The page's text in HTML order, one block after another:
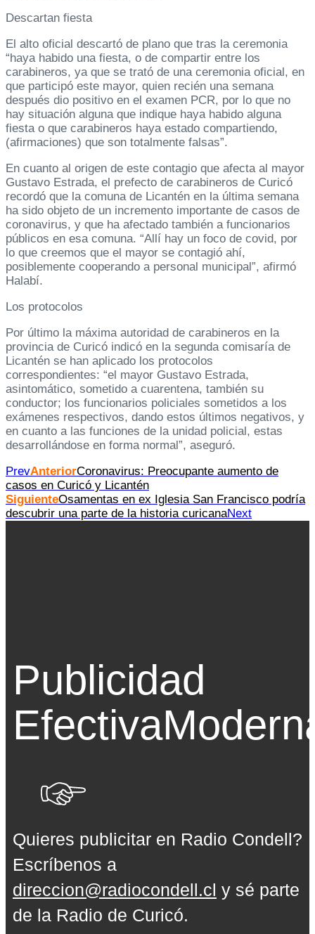
Descartan fiesta
El alto oficial descartó de plano que tras la ceremonia
“haya habido una fiesta, o de compartir entre los
carabineros, ya que se trató de una ceremonia oficial, en
que participó este mayor, quien recién una semana
después dio positivo en el examen PCR, por lo que no
hay situación alguna que indique haya habido alguna
fiesta o que carabineros haya estado compartiendo,
(afirmaciones) que son totalmente falsas”.
En cuanto al origen de este contagio que afecta al mayor
Gustavo Estrada, el prefecto de carabineros de Curicó
recordó que la comuna de Licantén en la última semana
ha sido objeto de un incremento importante de casos de
coronavirus, y que ha afectado también a funcionarios
públicos en esa comuna. “Allí hay un foco de covid, por
lo que creemos que el mayor se contagió ahí,
posiblemente cooperando a personal municipal”, afirmó
Halabí.
Los protocolos
Por último la máxima autoridad de carabineros en la
provincia de Curicó indicó en la segunda comisaría de
Licantén se han aplicado los protocolos
correspondientes: “el mayor Gustavo Estrada,
asintomático, sometido a cuarentena, también su
conductor; los funcionarios policiales sometidos a los
exámenes respectivos, dando estos últimos negativos, y
en cuanto a las funciones de la unidad policial, estas
desarrollándose en forma normal”, aseguró.
PrevAnteriorCoronavirus: Preocupante aumento de
casos en Curicó y Licantén
SiguienteOsamentas en ex Iglesia San Francisco podría
descubrir una parte de la historia curicanaNext
Publicidad
Efectiva
Quieres publicitar en Radio Condell?
Escríbenos a
direccion@radiocondell.cl y sé parte
de la Radio de Curicó.